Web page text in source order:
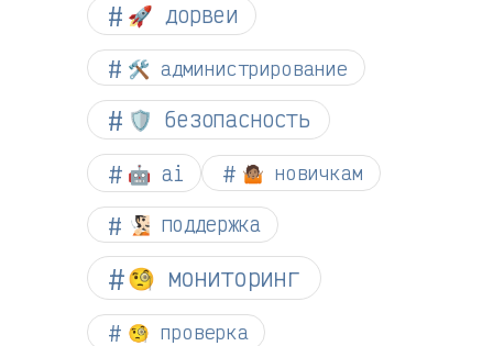
🚀 дорвеи
🛠️ администрирование
🛡️ безопасность
🤖 ai 🤷🏽 новичкам
🧏🏻 поддержка
🧐 мониторинг
🧐 проверка